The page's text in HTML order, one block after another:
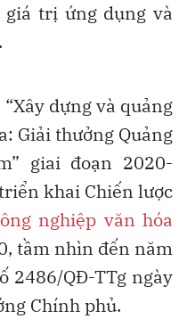
giá trị ứng dụng và
dựng và quảng
Giải thưởng Quảng
giai đoạn 2020-
khai Chiến lược
nghiệp văn hóa
tầm nhìn đến năm
2486/QĐ-TTg ngày
Chính phủ.